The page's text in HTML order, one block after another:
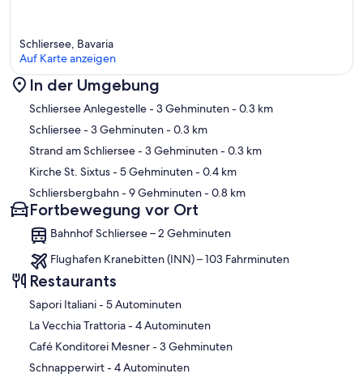
Karte
Schliersee, Bavaria
Auf Karte anzeigen
In der Umgebung
Schliersee Anlegestelle- 3 Gehminuten- 0.3 km
Schliersee- 3 Gehminuten- 0.3 km
Strand am Schliersee- 3 Gehminuten- 0.3 km
Kirche St. Sixtus- 5 Gehminuten- 0.4 km
Schliersbergbahn- 9 Gehminuten- 0.8 km
Fortbewegung vor Ort
Bahnhof Schliersee – 2 Gehminuten
Flughafen Kranebitten (INN) – 103 Fahrminuten
Restaurants
‪Sapori Italiani - ‬5 Autominuten
‪La Vecchia Trattoria - ‬4 Autominuten
‪Café Konditorei Mesner - ‬3 Gehminuten
‪Schnapperwirt - ‬4 Autominuten